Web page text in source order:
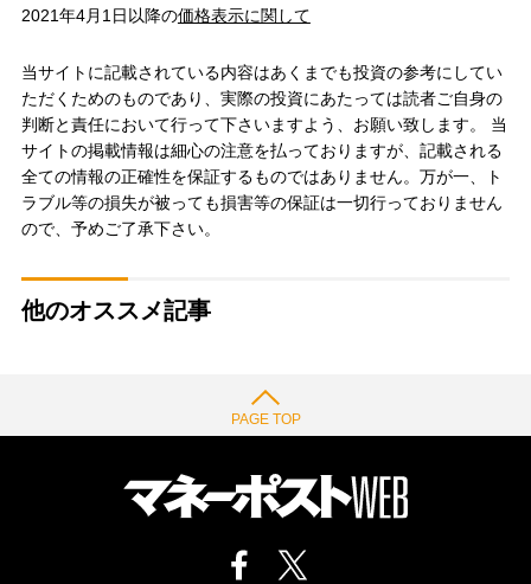
2021年4月1日以降の価格表示に関して
当サイトに記載されている内容はあくまでも投資の参考にしてい
ただくためのものであり、実際の投資にあたっては読者ご自身の
判断と責任において行って下さいますよう、お願い致します。 当
サイトの掲載情報は細心の注意を払っておりますが、記載される
全ての情報の正確性を保証するものではありません。万が一、ト
ラブル等の損失が被っても損害等の保証は一切行っておりません
ので、予めご了承下さい。
他のオススメ記事
PAGE TOP